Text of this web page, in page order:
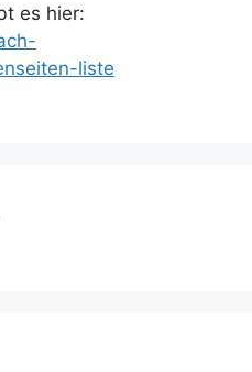
es hier:
liste